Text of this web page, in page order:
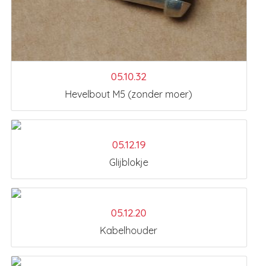
05.10.32
Hevelbout M5 (zonder moer)
05.12.19
Glijblokje
05.12.20
Kabelhouder